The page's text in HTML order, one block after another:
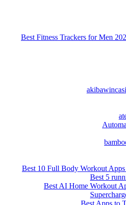
9 Best Fitness Trackers for Men
Best 10 Full Body Workout
Best 5
Best AI Home Workout